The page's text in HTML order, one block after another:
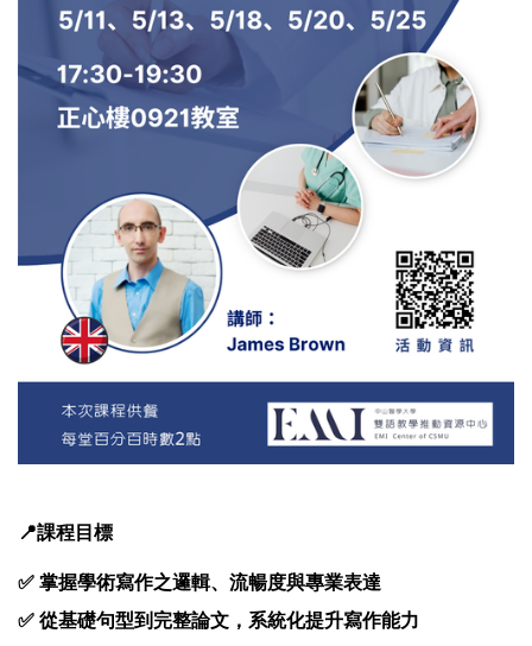
📍課程目標
✅ 掌握學術寫作之邏輯、流暢度與專業表達
✅ 從基礎句型到完整論文，系統化提升寫作能力